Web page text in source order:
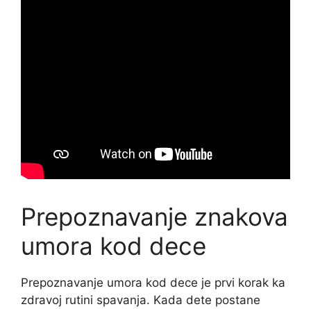
Prepoznavanje znakova
umora kod dece
Prepoznavanje umora kod dece je prvi korak ka
zdravoj rutini spavanja. Kada dete postane